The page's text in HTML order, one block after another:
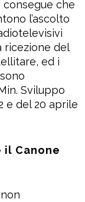
consegue che
l’ascolto
ricezione del
ed i
Sviluppo
e del 20 aprile
il Canone